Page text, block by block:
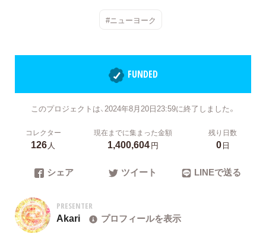
#ニューヨーク
FUNDED
このプロジェクトは、2024年8月20日23:59に終了しました。
コレクター
126人
現在までに集まった金額
1,400,604円
残り日数
0日
シェア ツイート LINEで送る
PRESENTER
Akari プロフィールを表示